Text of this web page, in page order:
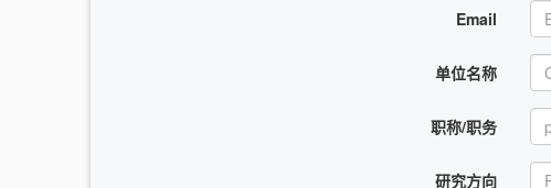
Email
单位名称
职称/职务
研究方向